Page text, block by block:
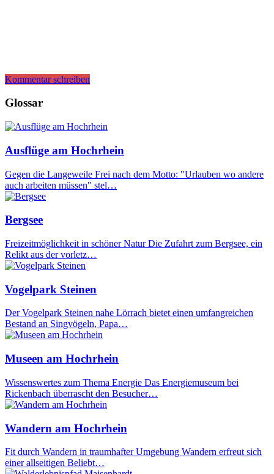
Kommentar schreiben
Glossar
Ausflüge am Hochrhein
Gegen die Langeweile Frei nach dem Motto: "Urlauben wo andere
auch arbeiten müssen" stel…
Bergsee
Freizeitmöglichkeit in schöner Natur Die Zufahrt zum Bergsee, ein
Relikt aus der vorletz…
Vogelpark Steinen
Der Vogelpark Steinen nahe Lörrach bietet einen umfangreichen
Bestand an Singvögeln, Papa…
Museen am Hochrhein
Wissenswertes zum Thema Energie Das Energiemuseum bei
Rickenbach überrascht den Besucher…
Wandern am Hochrhein
Fit durch Wandern in traumhafter Umgebung Wandern erfreut sich
einer allseitigen Beliebt…